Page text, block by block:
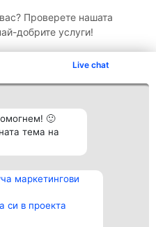
Live chat
🙂
тема на
маркетингови
си в проекта
Проверете нашата
добрите услуги!
Контакти